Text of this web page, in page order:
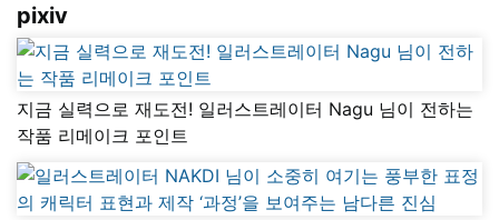
pixiv
지금 실력으로 재도전! 일러스트레이터 Nagu 님이 전하는
작품 리메이크 포인트